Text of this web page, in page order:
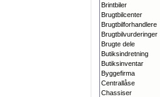
Brintbiler
Brugtbilcenter
Brugtbilforhandlere
Brugtbilvurderinger
Brugte dele
Butiksindretning
Butiksinventar
Byggefirma
Centrallåse
Chassiser